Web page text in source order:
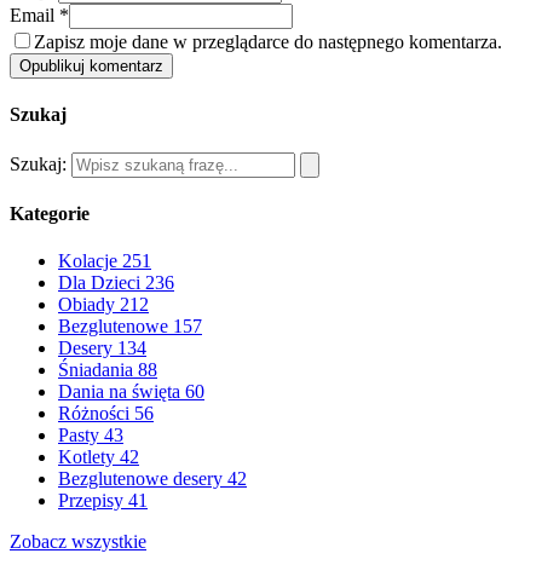
Email *
Zapisz moje dane w przeglądarce do następnego komentarza.
Opublikuj komentarz
Szukaj
Szukaj:
Kategorie
Kolacje 251
Dla Dzieci 236
Obiady 212
Bezglutenowe 157
Desery 134
Śniadania 88
Dania na święta 60
Różności 56
Pasty 43
Kotlety 42
Bezglutenowe desery 42
Przepisy 41
Zobacz wszystkie